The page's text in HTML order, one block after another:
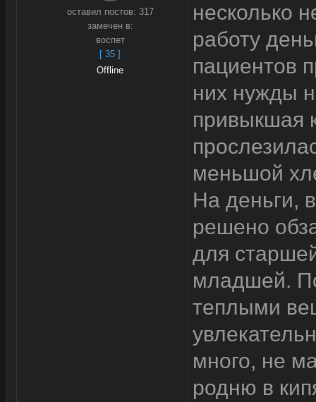
оставил постов: 317
замечен в:
воспет
[ 35 ]
Offline
несколько
работу
пациентов
них нужды
привыкшая
меньшой
На деньги,
решено
для
младшей.
теплыми
много, не
родню в